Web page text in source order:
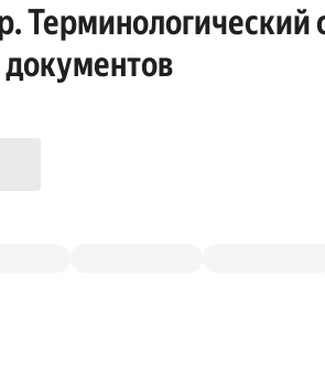
Терминологический